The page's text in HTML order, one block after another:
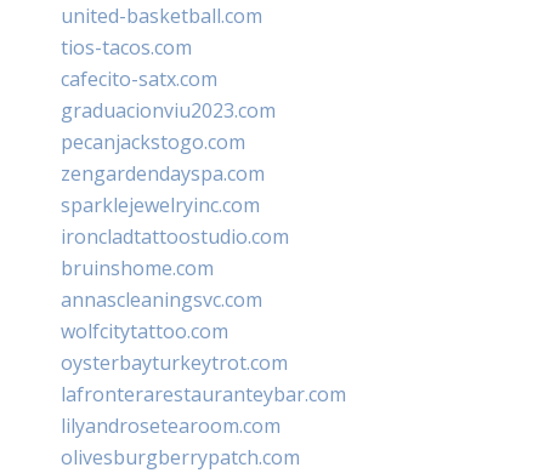
united-basketball.com
tios-tacos.com
cafecito-satx.com
graduacionviu2023.com
pecanjackstogo.com
zengardendayspa.com
sparklejewelryinc.com
ironcladtattoostudio.com
bruinshome.com
annascleaningsvc.com
wolfcitytattoo.com
oysterbayturkeytrot.com
lafronterarestauranteybar.com
lilyandrosetearoom.com
olivesburgberrypatch.com